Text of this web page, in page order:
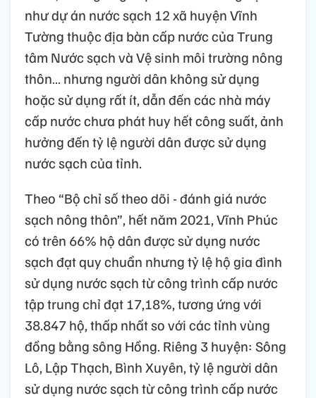
như dự án nước sạch 12 xã huyện Vĩnh
Tường thuộc địa bàn cấp nước của Trung
tâm Nước sạch và Vệ sinh môi trường nông
thôn… nhưng người dân không sử dụng
hoặc sử dụng rất ít, dẫn đến các nhà máy
cấp nước chưa phát huy hết công suất, ảnh
hưởng đến tỷ lệ người dân được sử dụng
nước sạch của tỉnh.
Theo “Bộ chỉ số theo dõi - đánh giá nước
sạch nông thôn”, hết năm 2021, Vĩnh Phúc
có trên 66% hộ dân được sử dụng nước
sạch đạt quy chuẩn nhưng tỷ lệ hộ gia đình
sử dụng nước sạch từ công trình cấp nước
tập trung chỉ đạt 17,18%, tương ứng với
38.847 hộ, thấp nhất so với các tỉnh vùng
đồng bằng sông Hồng. Riêng 3 huyện: Sông
Lô, Lập Thạch, Bình Xuyên, tỷ lệ người dân
sử dụng nước sạch từ công trình cấp nước